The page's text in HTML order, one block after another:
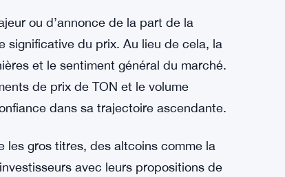
à 4 $, se rapprochant de son pic de
cryptomonnaie a également grimpé à
le record de la semaine précédente
suggère un optimisme croissant
ou d’annonce de la part de la